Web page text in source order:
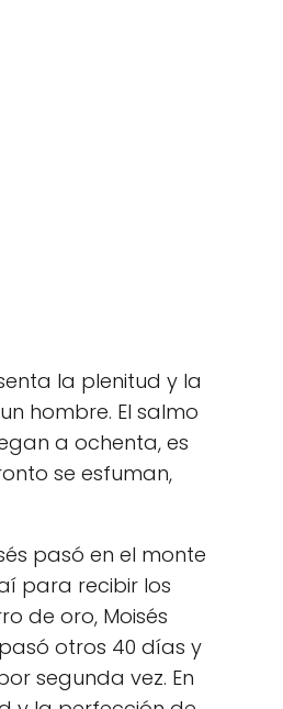
la plenitud y la
hombre. El salmo
a ochenta, es
se esfuman,
pasó en el monte
para recibir los
de oro, Moisés
otros 40 días y
segunda vez. En